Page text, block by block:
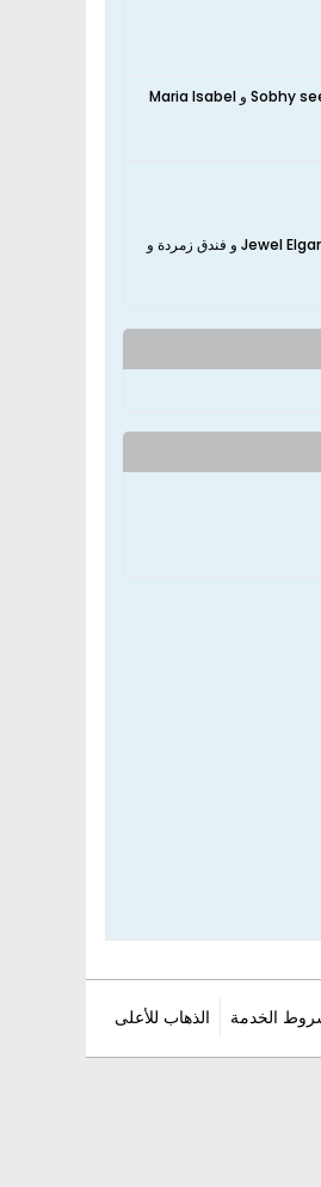
نعم، تقع الشقة بالقرب من كوافير مس شيماء و Elshorbagy barber و Italian Style Beauty Center و Sobhy see you salon و Maria Isabel
نعم، تقع الشقة بالقرب من فندق بانوراما - بور سعيد و Port Said Hotel Misr Travel و فندق بالما بورسعيد و Jewel Elgameel Hotel و فندق زمردة و
الخدمة الذهاب للأعلى